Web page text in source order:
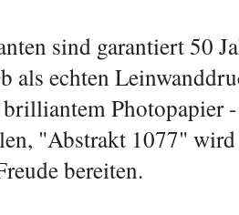
sind garantiert 50
als echten
Photopapier
"Abstrakt 1077"
bereiten.